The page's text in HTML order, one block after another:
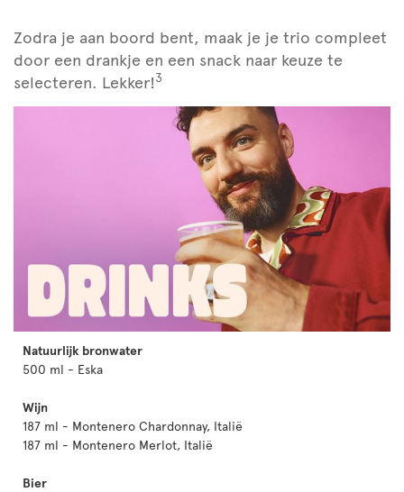
Zodra je aan boord bent, maak je je trio compleet
door een drankje en een snack naar keuze te
selecteren. Lekker!3
Natuurlijk bronwater
500 ml - Eska
Wijn
187 ml - Montenero Chardonnay, Italië
187 ml - Montenero Merlot, Italië
Bier